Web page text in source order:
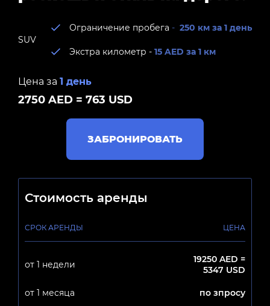
SUV
Ограничение пробега - 250 км за 1 день
Экстра километр - 15 AED за 1 км
Цена за 1 день
2750 AED = 763 USD
ЗАБРОНИРОВАТЬ
Стоимость аренды
СРОК АРЕНДЫ ЦЕНА
от 1 недели
19250 AED =
5347 USD
от 1 месяца по зпросу